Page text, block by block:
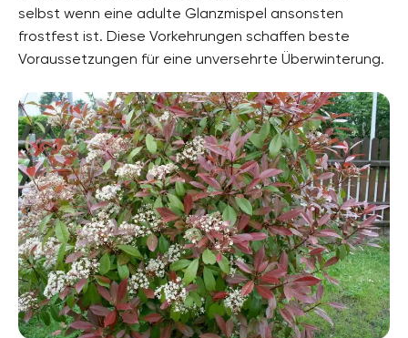
selbst wenn eine adulte Glanzmispel ansonsten
frostfest ist. Diese Vorkehrungen schaffen beste
Voraussetzungen für eine unversehrte Überwinterung.